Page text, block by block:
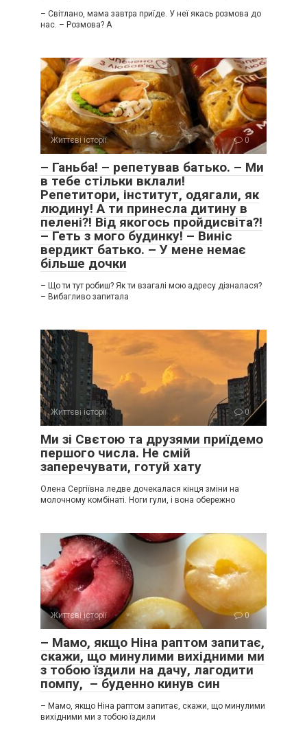
– Світлано, мама завтра приїде. У неї якась розмова до
нас. – Розмова? А
Життєві історії 0
– Ганьба! – репетував батько. – Ми
в тебе стільки вклали!
Репетитори, інститут, одягали, як
людину! А ти принесла дитину в
пелені?! Від якогось пройдисвіта?!
– Геть з мого будинку! – Виніс
вердикт батько. – У мене немає
більше дочки
– Що ти тут робиш? Як ти взагалі мою адресу дізналася?
– Вибагливо запитала
Життєві історії 0
Ми зі Свєтою та друзями приїдемо
першого числа. Не смій
заперечувати, готуй хату
Олена Сергіївна ледве дочекалася кінця зміни на
молочному комбінаті. Ноги гули, і вона обережно
Життєві історії 0
– Мамо, якщо Ніна раптом запитає,
скажи, що минулими вихідними ми
з тобою їздили на дачу, лагодити
помпу, – буденно кинув син
– Мамо, якщо Ніна раптом запитає, скажи, що минулими
вихідними ми з тобою їздили